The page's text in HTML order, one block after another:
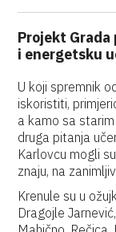
Projekt
i energetsku
U koji spremnik
iskoristiti,
a kamo sa
druga pitanja
Karlovcu mogli
znaju, na
Krenule su u
Dragojle